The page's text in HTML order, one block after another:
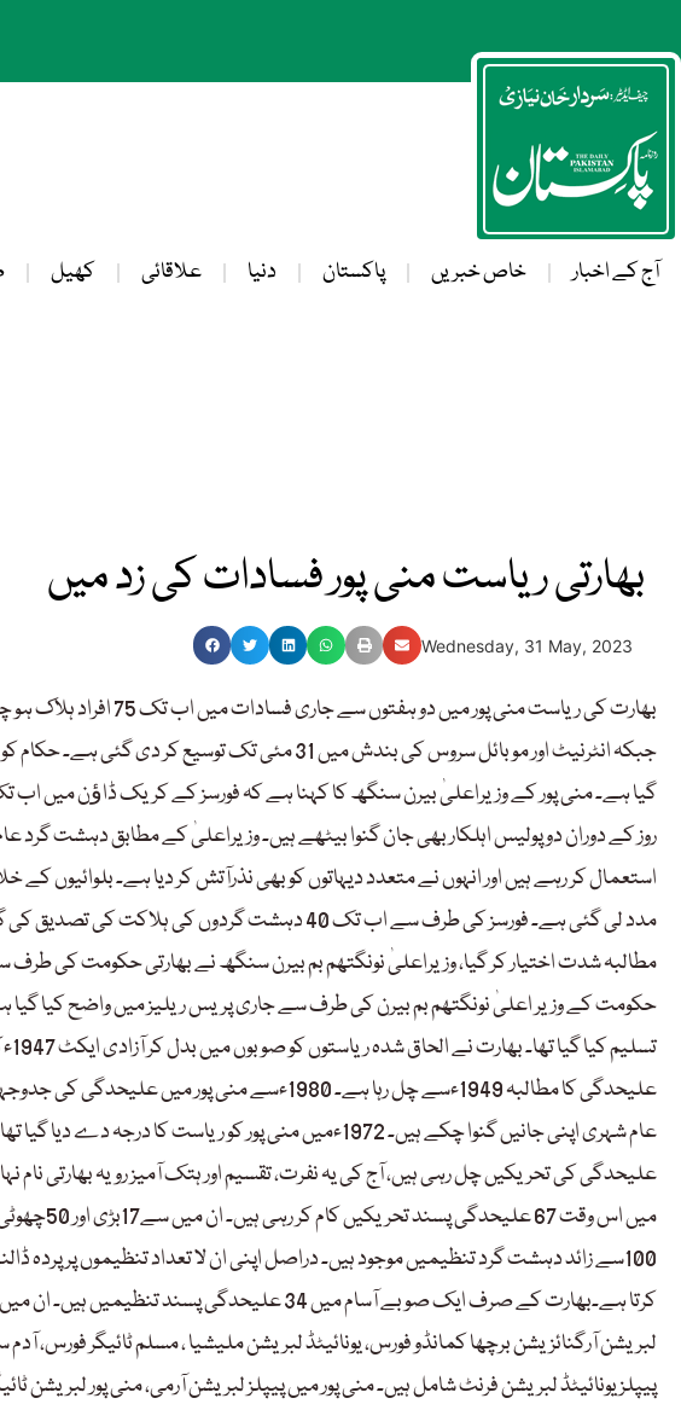
آج کے اخبار خاص خبریں پاکستان دنیا علاقائی کھیل
بھارتی ریاست منی پور فسادات کی زد میں
Wednesday, 31 May, 2023
بھارت کی ریاست منی پور
جبکہ انٹرنیٹ اور موبائل سروس کی بندش میں 31 مئی تک
استعمال کر رہے ہیں اور انہوں نے متعدد دیہاتوں کو بھی نذرآتش کر دیا ہے۔ بلوائیوں
مدد لی گئی ہے۔ فورسز کی طرف سے اب تک 40 دہشت
مطالبہ شدت اختیار کر گیا، وزیراعلیٰ نونگتھم بم بیرن سنگھ نے بھارتی حکومت کی طرف
علیحدگی کا مطالبہ 1949ءسے چل رہا ہے۔ 1980ءسے منی
علیحدگی کی تحریکیں چل رہی ہیں، آج کی یہ نفرت، تقسیم اور ہتک آمیز رویہ بھارتی
میں اس وقت
100سے زائد دہشت گرد تنظیمیں موجود ہیں۔ دراصل اپنی ان لا تعداد تنظیموں پر پردہ
کرتا ہے۔بھارت کے صرف ایک صوبے آسام میں 34
لبریشن آرگنائزیشن برچھا کمانڈو فورس، یونائیٹڈ لبریشن ملیشیا ، مسلم ٹائیگر فورس،
پیپلز یونائیٹڈ لبریشن فرنٹ شامل ہیں۔ منی پور میں پیپلز لبریشن آرمی، منی پور لبریشن